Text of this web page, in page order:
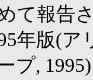
て報告
年版(ア
プ,